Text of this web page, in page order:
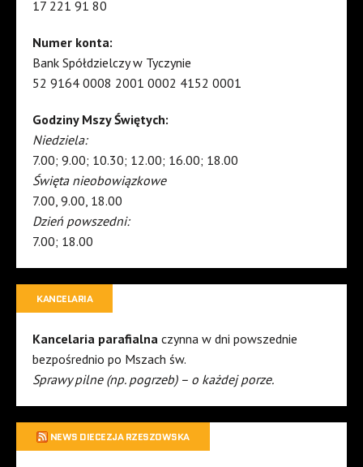
17 221 91 80
Numer konta:
Bank Spółdzielczy w Tyczynie
52 9164 0008 2001 0002 4152 0001
Godziny Mszy Świętych:
Niedziela:
7.00; 9.00; 10.30; 12.00; 16.00; 18.00
Święta nieobowiązkowe
7.00, 9.00, 18.00
Dzień powszedni:
7.00; 18.00
KANCELARIA
Kancelaria parafialna czynna w dni powszednie
bezpośrednio po Mszach św.
Sprawy pilne (np. pogrzeb) – o każdej porze.
NEWS DIECEZJA RZESZOWSKA